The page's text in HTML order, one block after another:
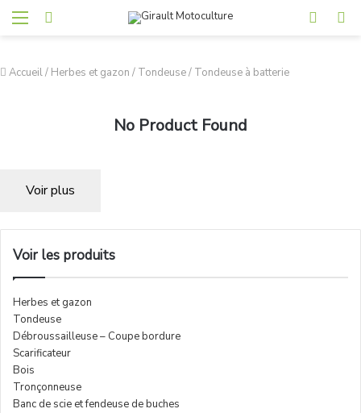
Accueil/ Herbes et gazon / Tondeuse/ Tondeuse à batterie
No Product Found
Voir plus
Voir les produits
Herbes et gazon
Tondeuse
Débroussailleuse – Coupe bordure
Scarificateur
Bois
Tronçonneuse
Banc de scie et fendeuse de buches